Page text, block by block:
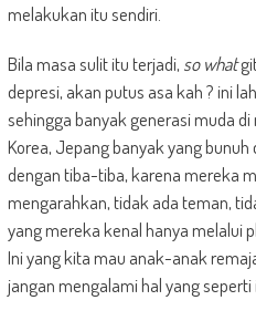
melakukan itu sendiri.
Bila masa sulit itu terjadi, so what
depresi, akan putus asa kah ? ini
sehingga banyak generasi muda
Korea, Jepang banyak yang
dengan tiba-tiba, karena mereka
mengarahkan, tidak ada teman,
yang mereka kenal hanya melalui
Ini yang kita mau anak-anak
jangan mengalami hal yang seperti